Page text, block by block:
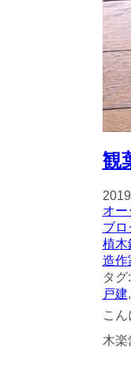
観
オー
ブロ
植木
造作
タグ:
戸建,
こん
木楽